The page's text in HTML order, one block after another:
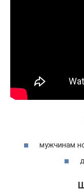
мужчинам